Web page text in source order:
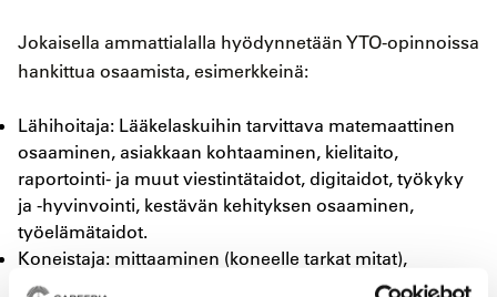
Jokaisella ammattialalla hyödynnetään YTO-opinnoissa
hankittua osaamista, esimerkkeinä:
Lähihoitaja: Lääkelaskuihin tarvittava matemaattinen
osaaminen, asiakkaan kohtaaminen, kielitaito,
raportointi- ja muut viestintätaidot, digitaidot, työkyky
ja -hyvinvointi, kestävän kehityksen osaaminen,
työelämätaidot.
Koneistaja: mittaaminen (koneelle tarkat mitat),
digitaidot (myös 3D-tulostus), kielitaito, työkyky ja -